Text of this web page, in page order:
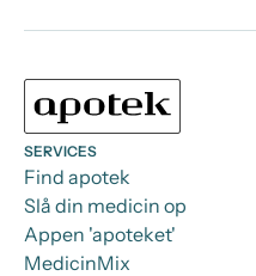
SERVICES
Find apotek
Slå din medicin op
Appen 'apoteket'
MedicinMix